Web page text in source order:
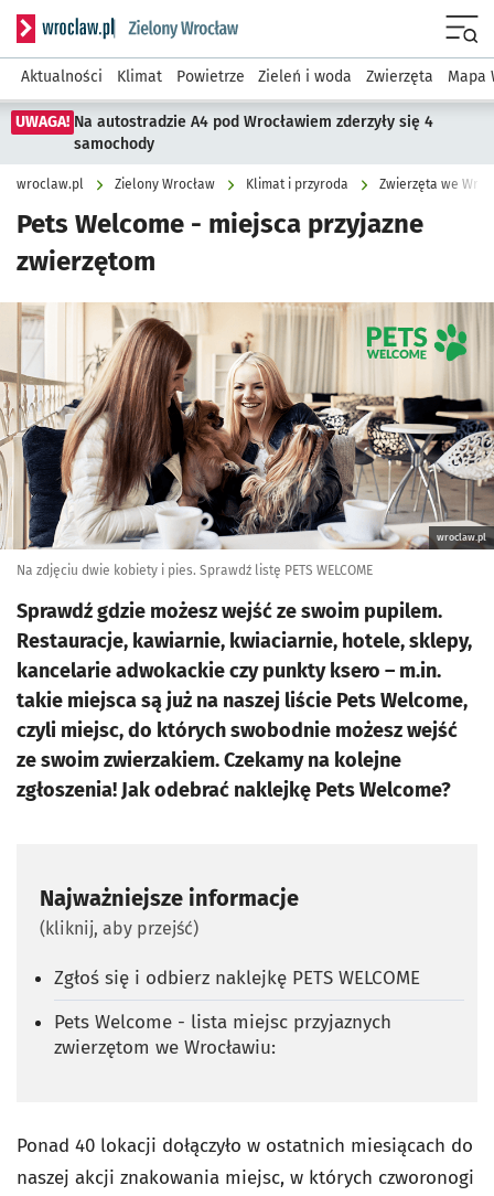
Serwis informacyjny wroclaw.pl podserwis: Środowisko we
Aktualności Klimat Powietrze Zieleń i woda Zwierzęta Mapa
UWAGA! Na autostradzie A4 pod Wrocławiem zderzyły się 4
samochody
wroclaw.pl Zielony Wrocław Klimat i przyroda Zwierzęta we
Pets Welcome - miejsca przyjazne
zwierzętom
Kliknij, aby powiększyć
wroclaw.pl
Na zdjęciu dwie kobiety i pies. Sprawdź listę PETS WELCOME
Sprawdź gdzie możesz wejść ze swoim pupilem.
Restauracje, kawiarnie, kwiaciarnie, hotele, sklepy,
kancelarie adwokackie czy punkty ksero – m.in.
takie miejsca są już na naszej liście Pets Welcome,
czyli miejsc, do których swobodnie możesz wejść
ze swoim zwierzakiem. Czekamy na kolejne
zgłoszenia! Jak odebrać naklejkę Pets Welcome?
Najważniejsze informacje
(kliknij, aby przejść)
Zgłoś się i odbierz naklejkę PETS WELCOME
Pets Welcome - lista miejsc przyjaznych
zwierzętom we Wrocławiu:
Ponad 40 lokacji dołączyło w ostatnich miesiącach do
naszej akcji znakowania miejsc, w których czworonogi